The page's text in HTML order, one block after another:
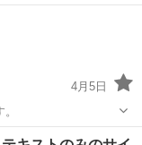
に対応できる人が対
4月5日